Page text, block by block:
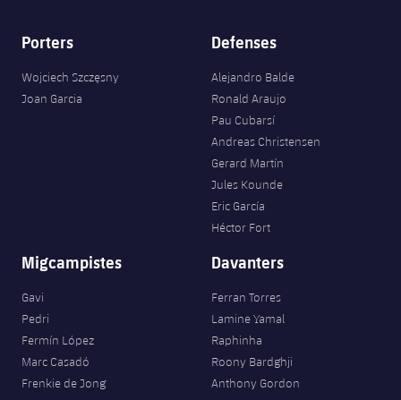
Porters
Wojciech Szczęsny
Joan Garcia
Defenses
Alejandro Balde
Ronald Araujo
Pau Cubarsí
Andreas Christensen
Gerard Martín
Jules Kounde
Eric García
Héctor Fort
Migcampistes
Gavi
Pedri
Fermín López
Marc Casadó
Frenkie de Jong
Davanters
Ferran Torres
Lamine Yamal
Raphinha
Roony Bardghji
Anthony Gordon